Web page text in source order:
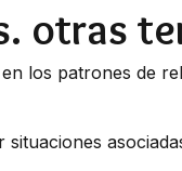
otras
los patrones de